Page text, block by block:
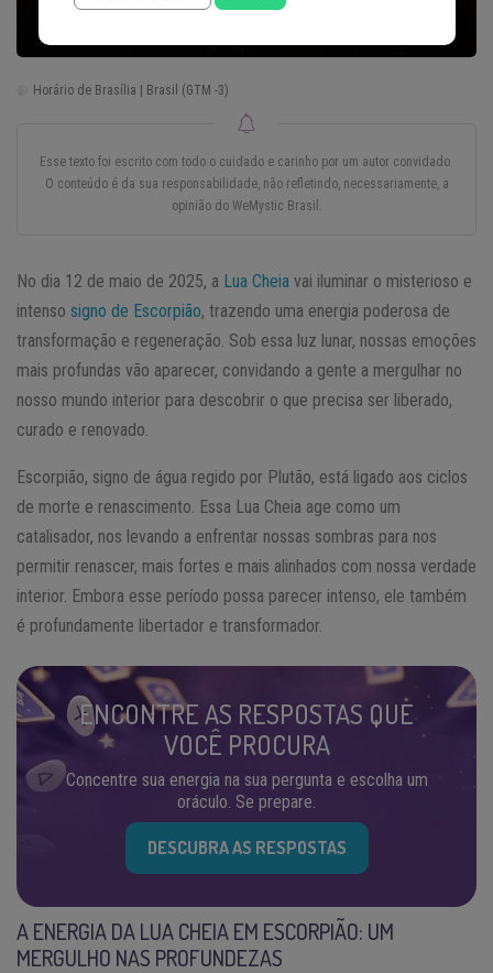
Horário de Brasília | Brasil (GTM -3)
Esse texto foi escrito com todo o cuidado e carinho por um autor convidado.
O conteúdo é da sua responsabilidade, não refletindo, necessariamente, a
opinião do WeMystic Brasil.
No dia 12 de maio de 2025, a Lua Cheia vai iluminar o misterioso e
intenso signo de Escorpião, trazendo uma energia poderosa de
transformação e regeneração. Sob essa luz lunar, nossas emoções
mais profundas vão aparecer, convidando a gente a mergulhar no
nosso mundo interior para descobrir o que precisa ser liberado,
curado e renovado.
Escorpião, signo de água regido por Plutão, está ligado aos ciclos
de morte e renascimento. Essa Lua Cheia age como um
catalisador, nos levando a enfrentar nossas sombras para nos
permitir renascer, mais fortes e mais alinhados com nossa verdade
interior. Embora esse período possa parecer intenso, ele também
é profundamente libertador e transformador.
ENCONTRE AS RESPOSTAS QUE
VOCÊ PROCURA
Concentre sua energia na sua pergunta e escolha um
oráculo. Se prepare.
DESCUBRA AS RESPOSTAS
A ENERGIA DA LUA CHEIA EM ESCORPIÃO: UM
MERGULHO NAS PROFUNDEZAS